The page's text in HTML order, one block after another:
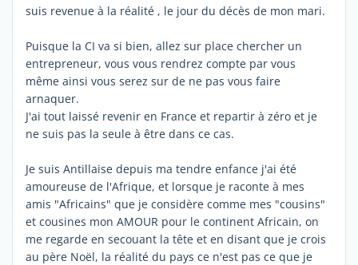
suis revenue à la réalité , le jour du décès de mon mari.
Puisque la CI va si bien, allez sur place chercher un
entrepreneur, vous vous rendrez compte par vous
même ainsi vous serez sur de ne pas vous faire
arnaquer.
J'ai tout laissé revenir en France et repartir à zéro et je
ne suis pas la seule à être dans ce cas.
Je suis Antillaise depuis ma tendre enfance j'ai été
amoureuse de l'Afrique, et lorsque je raconte à mes
amis "Africains" que je considère comme mes "cousins"
et cousines mon AMOUR pour le continent Africain, on
me regarde en secouant la tête et en disant que je crois
au père Noël, la réalité du pays ce n'est pas ce que je